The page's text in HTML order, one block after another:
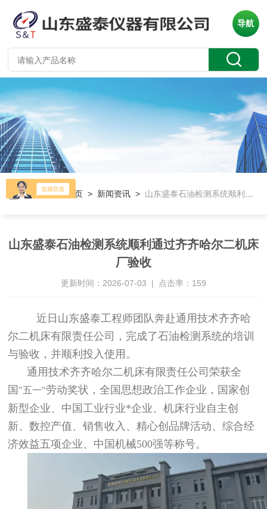
导航
当前位置：首页 > 新闻资讯 > 山东盛泰石油检测系统顺利通过齐齐哈尔二机床厂验收
山东盛泰石油检测系统顺利通过齐齐哈尔二机床
厂验收
更新时间：2026-07-03 | 点击率：159
近日山东盛泰工程师团队奔赴通用技术齐齐哈
尔二机床有限责任公司，完成了石油检测系统的培训
与验收，并顺利投入使用。
通用技术齐齐哈尔二机床有限责任公司荣获全
国 "五一"劳动奖状，全国思想政治工作企业，国家创
新型企业、中国工业行业*企业、机床行业自主创
新、数控产值、销售收入、精心创品牌活动、综合经
济效益五项企业、中国机械500强等称号。